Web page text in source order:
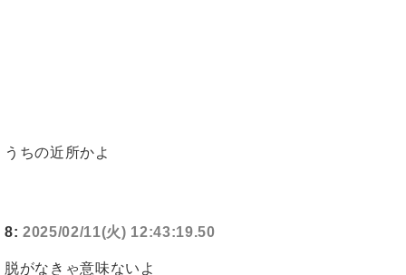
うちの近所かよ
8: 2025/02/11(火) 12:43:19.50
脱がなきゃ意味ないよ